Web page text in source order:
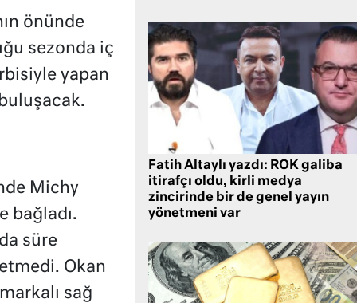
önünde
sezonda iç
yapan
buluşacak.
Michy
bağladı.
süre
Okan
sağ
Fatih Altaylı yazdı: ROK galiba
itirafçı oldu, kirli medya
zincirinde bir de genel yayın
yönetmeni var